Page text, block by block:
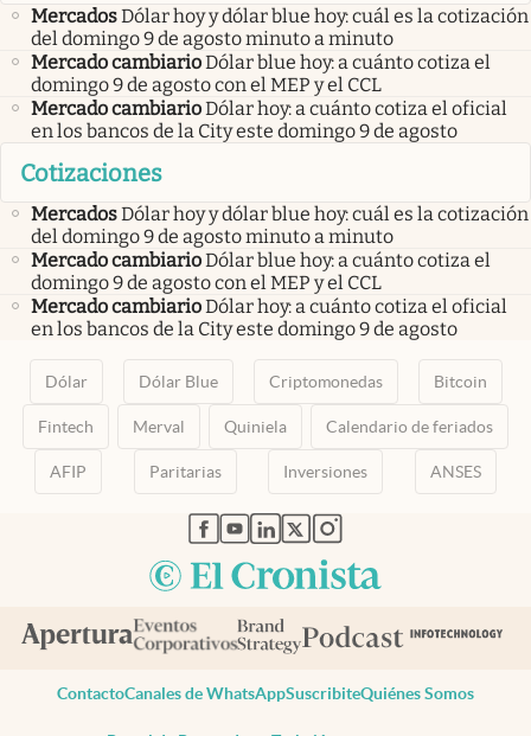
MercadosDólar hoy y dólar blue hoy: cuál es la cotización
del domingo 9 de agosto minuto a minuto
Mercado cambiarioDólar blue hoy: a cuánto cotiza el
domingo 9 de agosto con el MEP y el CCL
Mercado cambiarioDólar hoy: a cuánto cotiza el oficial
en los bancos de la City este domingo 9 de agosto
Cotizaciones
MercadosDólar hoy y dólar blue hoy: cuál es la cotización
del domingo 9 de agosto minuto a minuto
Mercado cambiarioDólar blue hoy: a cuánto cotiza el
domingo 9 de agosto con el MEP y el CCL
Mercado cambiarioDólar hoy: a cuánto cotiza el oficial
en los bancos de la City este domingo 9 de agosto
Dólar Dólar Blue Criptomonedas Bitcoin
Fintech Merval Quiniela Calendario de feriados
AFIP Paritarias Inversiones ANSES
abre en nueva pestaña
abre en nueva pestaña
abre en nueva pestaña
abre en nueva pestaña
abre en nueva pestaña
ContactoCanales de WhatsAppSuscribiteQuiénes Somos